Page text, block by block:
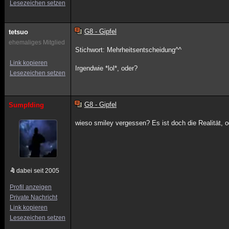
Lesezeichen setzen
tetsuo
ehemaliges Mitglied
Link kopieren
Lesezeichen setzen
G8 - Gipfel
Stichwort: Mehrheitsentscheidung^^
Irgendwie *lol*, oder?
Sumpfding
dabei seit 2005
Profil anzeigen
Private Nachricht
Link kopieren
Lesezeichen setzen
G8 - Gipfel
wieso smiley vergessen? Es ist doch die Realität,